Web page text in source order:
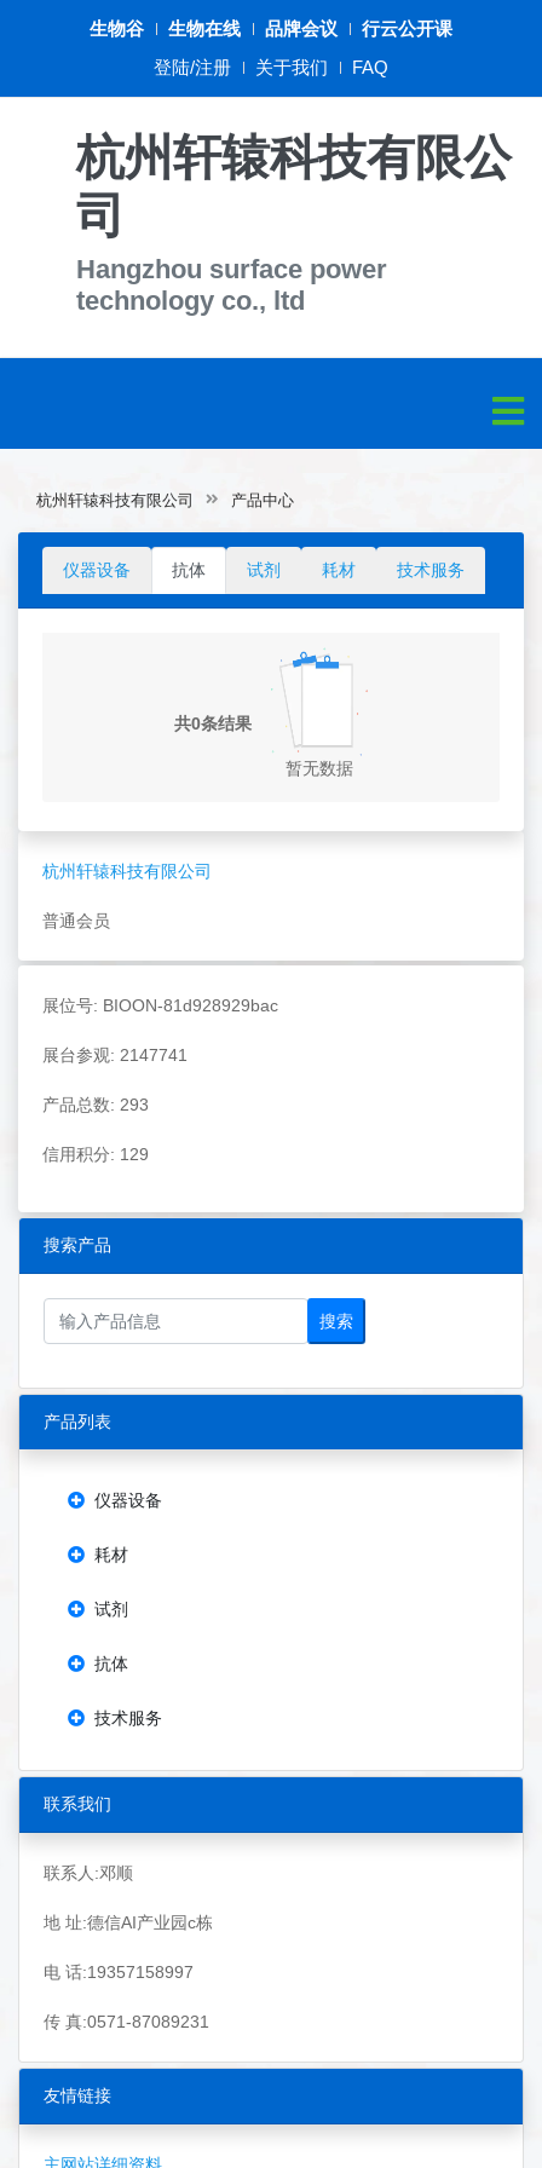
生物谷 生物在线 品牌会议
行云公开课
登陆/注册
关于我们 FAQ
杭州轩辕科技有限公
司
Hangzhou surface power
technology co., ltd
杭州轩辕科技有限公司
普通会员
展位号: BIOON-81d928929bac
展台参观: 2147741
产品总数: 293
信用积分: 129
搜索产品
搜索
产品列表
仪器设备
耗材
试剂
抗体
技术服务
联系我们
联系人:邓顺
地 址:德信AI产业园c栋
电 话:19357158997
传 真:0571-87089231
友情链接
杭州轩辕科技有限公司 产品中心
仪器设备 抗体 试剂 耗材 技术服务
共0条结果
暂无数据